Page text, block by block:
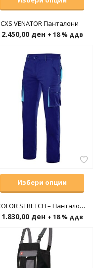
CXS VENATOR Панталони
2.450,00 ден + 18 % ддв
Избери опции
BICOLOR STRETCH – Панталони стреч
1.830,00 ден + 18 % ддв